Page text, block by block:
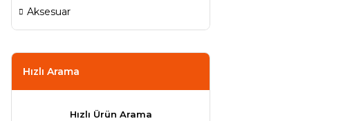
Aksesuar
Hızlı Arama
Hızlı Ürün Arama